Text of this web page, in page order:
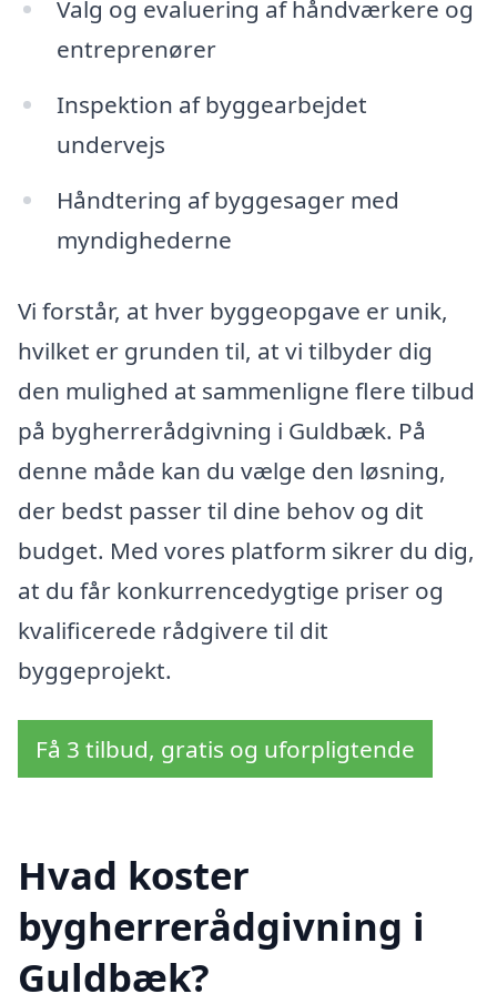
Valg og evaluering af håndværkere og
entreprenører
Inspektion af byggearbejdet
undervejs
Håndtering af byggesager med
myndighederne
Vi forstår, at hver byggeopgave er unik,
hvilket er grunden til, at vi tilbyder dig
den mulighed at sammenligne flere tilbud
på bygherrerådgivning i Guldbæk. På
denne måde kan du vælge den løsning,
der bedst passer til dine behov og dit
budget. Med vores platform sikrer du dig,
at du får konkurrencedygtige priser og
kvalificerede rådgivere til dit
byggeprojekt.
Få 3 tilbud, gratis og uforpligtende
Hvad koster
bygherrerådgivning i
Guldbæk?